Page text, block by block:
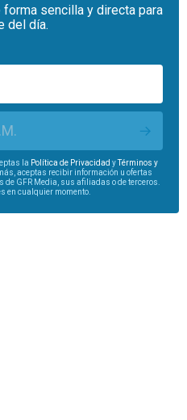
sencilla y directa para
del día.
la Política de Privacidad y
Términos y
aceptas recibir información u ofertas
de GFR Media, sus afiliadas o de terceros.
en cualquier momento.